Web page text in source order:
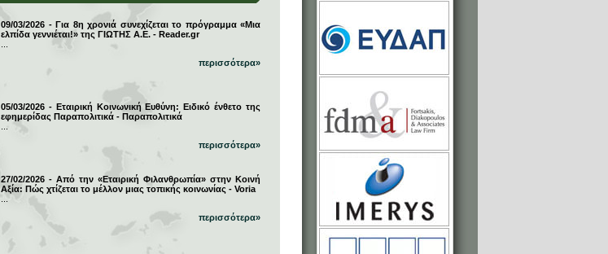
09/03/2026 - Για 8η χρονιά συνεχίζεται το πρόγραμμα «Μια
ελπίδα γεννιέται!» της ΓΙΩΤΗΣ Α.Ε. - Reader.gr
περισσότερα»
05/03/2026 - Εταιρική Κοινωνική Ευθύνη: Ειδικό ένθετο της
εφημερίδας Παραπολιτικά - Παραπολιτικά
περισσότερα»
27/02/2026 - Από την «Εταιρική Φιλανθρωπία» στην Κοινή
Αξία: Πώς χτίζεται το μέλλον μιας τοπικής κοινωνίας - Voria
περισσότερα»